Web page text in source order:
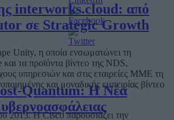
interworks.cloud: από
σε Strategic Growth
Quantum: Η Νέα
Unity, η οποία ενσωματώνει τη
τα προϊόντα βίντεο της NDS,
υπηρεσιών και στις εταιρείες ΜΜΕ τη
και μοναδικής εμπειρίας βίντεο
2013. Η Cisco παρουσιάζει την